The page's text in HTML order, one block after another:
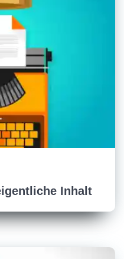
Inhalt